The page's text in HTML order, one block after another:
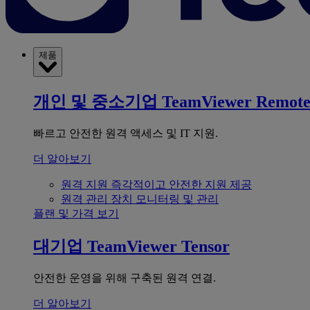
제품
개인 및 중소기업 TeamViewer Remote
빠르고 안전한 원격 액세스 및 IT 지원.
더 알아보기
원격 지원 즉각적이고 안전한 지원 제공
원격 관리 장치 모니터링 및 관리
플랜 및 가격 보기
대기업 TeamViewer Tensor
안전한 운영을 위해 구축된 원격 연결.
더 알아보기